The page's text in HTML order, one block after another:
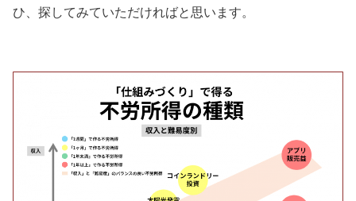
ひ、探してみていただければと思います。